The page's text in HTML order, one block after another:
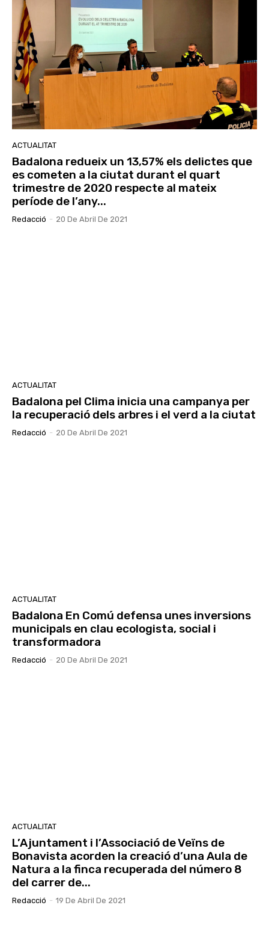
ACTUALITAT
Badalona redueix un 13,57% els delictes que
es cometen a la ciutat durant el quart
trimestre de 2020 respecte al mateix
període de l’any...
Redacció - 20 De Abril De 2021
ACTUALITAT
Badalona pel Clima inicia una campanya per
la recuperació dels arbres i el verd a la ciutat
Redacció - 20 De Abril De 2021
ACTUALITAT
Badalona En Comú defensa unes inversions
municipals en clau ecologista, social i
transformadora
Redacció - 20 De Abril De 2021
ACTUALITAT
L’Ajuntament i l’Associació de Veïns de
Bonavista acorden la creació d’una Aula de
Natura a la finca recuperada del número 8
del carrer de...
Redacció - 19 De Abril De 2021